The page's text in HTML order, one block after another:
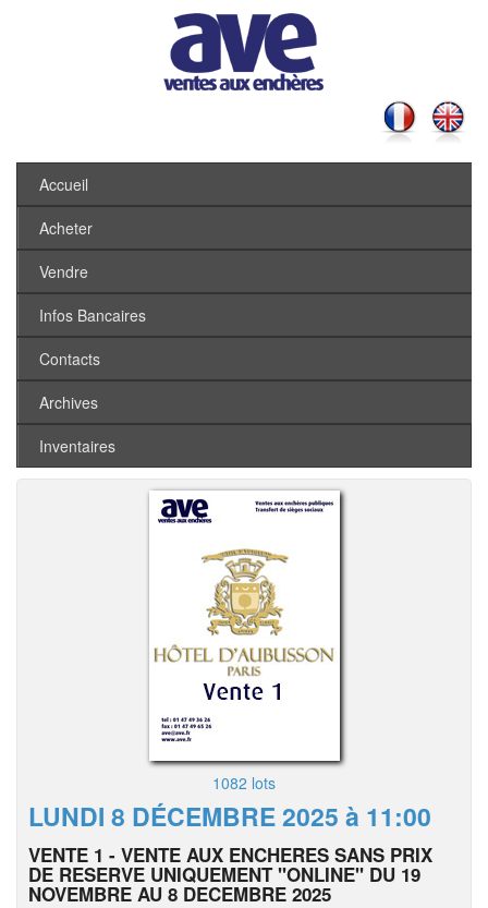
Accueil
Acheter
Vendre
Infos Bancaires
Contacts
Archives
Inventaires
1082 lots
LUNDI 8 DÉCEMBRE 2025 à 11:00
VENTE 1 - VENTE AUX ENCHERES SANS PRIX
DE RESERVE UNIQUEMENT "ONLINE" DU 19
NOVEMBRE AU 8 DECEMBRE 2025